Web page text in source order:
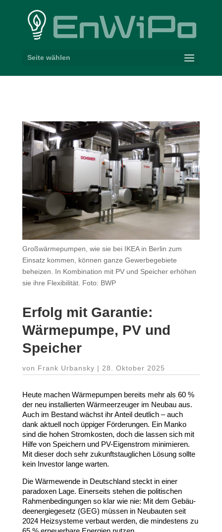
Seite wählen
Großwärmepumpen, wie sie bei IKEA in Berlin zum
Einsatz kommen, können ganze Gewerbegebiete
beheizen. In Kombination mit PV und Speicher erhöhen
sie ihre Flexibilität. Foto: BWP
Erfolg mit Garantie:
Wärme­pumpe, PVund
Speicher
von Frank Urbansky | 28. Oktober 2025
Heute machen Wärme­pumpen bereits mehr als 60%
der neu instal­lierten Wärme­er­zeuger im Neubau aus.
Auch im Bestand wächst ihr Anteil deutlich – auch
dank aktuell noch üppiger Förde­rungen. Ein Manko
sind die hohen Strom­kosten, doch die lassen sich mit
Hilfe von Speichern und PV-​Eigenstrom mini­mieren.
Mit dieser doch sehr zukunfts­taug­lichen Lösung sollte
kein Investor lange warten.
Die Wärme­wende in Deutschland steckt in einer
paradoxen Lage. Einer­seits stehen die poli­ti­schen
Rahmen­be­din­gungen so klar wie nie: Mit dem Gebäu­
de­en­er­gie­gesetz (GEG) müssen in Neubauten seit
2024Heiz­systeme verbaut werden, die mindestens zu